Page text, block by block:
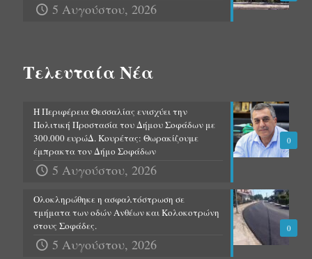
5 Αυγούστου, 2026
Τελευταία Νέα
0
Η Περιφέρεια Θεσσαλίας ενισχύει την
Πολιτική Προστασία του Δήμου Σοφάδων με
300.000 ευρώΔ. Κουρέτας: Θωρακίζουμε
έμπρακτα τον Δήμο Σοφάδων
5 Αυγούστου, 2026
0
Ολοκληρώθηκε η ασφαλτόστρωση σε
τμήματα των οδών Ανθέων και Κολοκοτρώνη
στους Σοφάδες.
5 Αυγούστου, 2026